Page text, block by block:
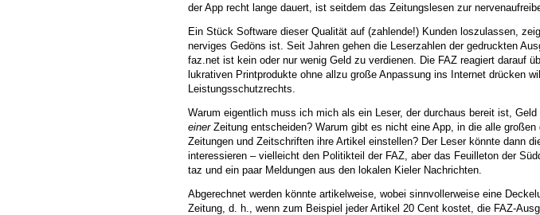
der App recht lange dauert, ist seitdem das Zeitungslesen zur
Ein Stück Software dieser Qualität auf (zahlende!) Kunden loszulassen,
nerviges Gedöns ist. Seit Jahren gehen die Leserzahlen der gedruckten
faz.net ist kein oder nur wenig Geld zu verdienen. Die FAZ reagiert darauf
lukrativen Printprodukte ohne allzu große Anpassung ins Internet drücken
Leistungsschutzrechts.
Warum eigentlich muss ich mich als ein Leser, der durchaus bereit ist,
einer Zeitung entscheiden? Warum gibt es nicht eine App, in die alle
Zeitungen und Zeitschriften ihre Artikel einstellen? Der Leser könnte dann
interessieren – vielleicht den Politikteil der FAZ, aber das Feuilleton der
taz und ein paar Meldungen aus den lokalen Kieler Nachrichten.
Abgerechnet werden könnte artikelweise, wobei sinnvollerweise eine
Zeitung, d. h., wenn zum Beispiel jeder Artikel 20 Cent kostet, die FAZ-